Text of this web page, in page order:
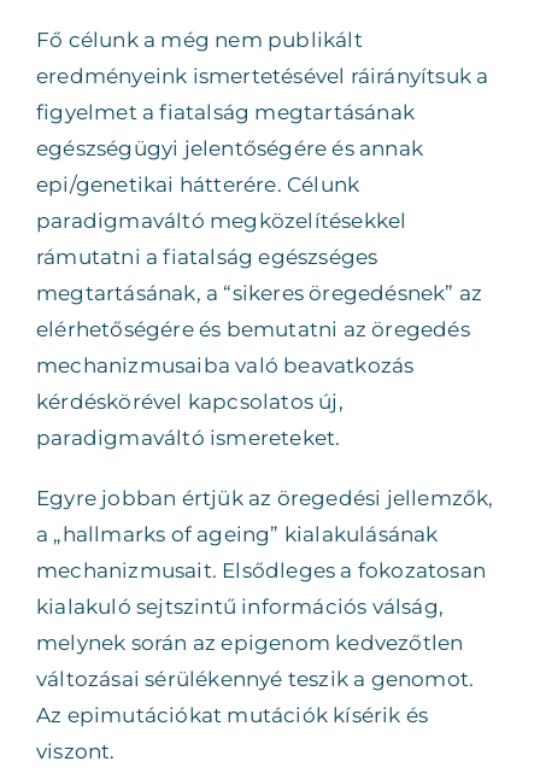
Fő célunk a még nem publikált
eredményeink ismertetésével ráirányítsuk a
figyelmet a fiatalság megtartásának
egészségügyi jelentőségére és annak
epi/genetikai hátterére. Célunk
paradigmaváltó megközelítésekkel
rámutatni a fiatalság egészséges
megtartásának, a “sikeres öregedésnek” az
elérhetőségére és bemutatni az öregedés
mechanizmusaiba való beavatkozás
kérdéskörével kapcsolatos új,
paradigmaváltó ismereteket.
Egyre jobban értjük az öregedési jellemzők,
a „hallmarks of ageing” kialakulásának
mechanizmusait. Elsődleges a fokozatosan
kialakuló sejtszintű információs válság,
melynek során az epigenom kedvezőtlen
változásai sérülékennyé teszik a genomot.
Az epimutációkat mutációk kísérik és
viszont.